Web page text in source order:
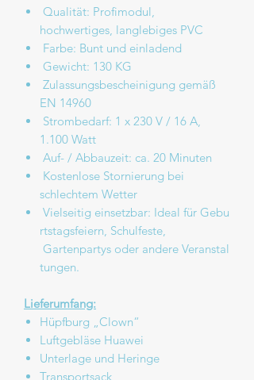
Qualität: Profimodul,
hochwertiges, langlebiges PVC
Farbe: Bunt und einladend
Gewicht: 130 KG
Zulassungsbescheinigung gemäß
EN 14960
Strombedarf: 1 x 230 V / 16 A,
1.100 Watt
Auf- / Abbauzeit: ca. 20 Minuten
Kostenlose Stornierung bei
schlechtem Wetter
Vielseitig einsetzbar: Ideal für Gebu
rtstagsfeiern, Schulfeste,
Gartenpartys oder andere Veranstal
tungen.
Lieferumfang:
Hüpfburg „Clown“
Luftgebläse Huawei
Unterlage und Heringe
Transportsack